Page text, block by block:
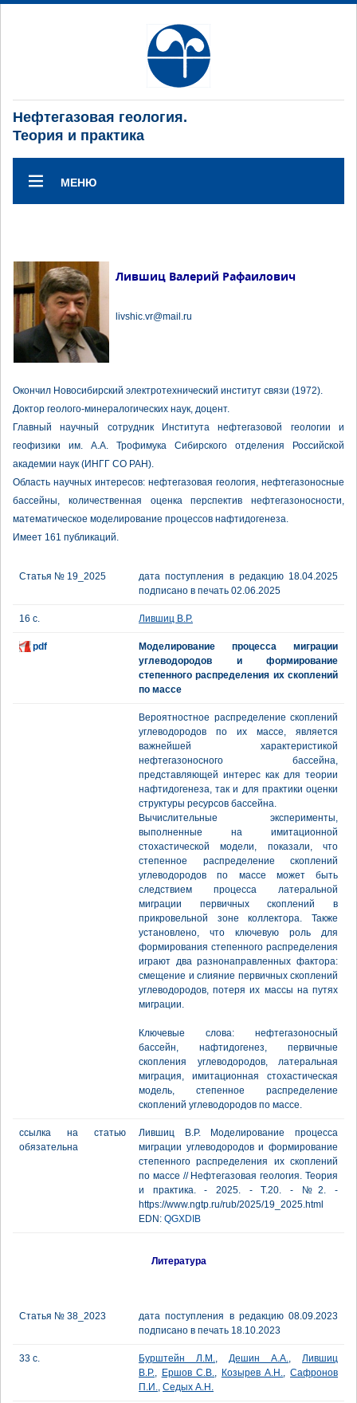
Нефтегазовая геология.
Теория и практика
МЕНЮ
Лившиц Валерий Рафаилович
livshic.vr@mail.ru
Окончил Новосибирский электротехнический институт связи (1972).
Доктор геолого-минералогических наук, доцент.
Главный научный сотрудник Института нефтегазовой геологии и
геофизики им. А.А. Трофимука Сибирского отделения Российской
академии наук (ИНГГ СО РАН).
Область научных интересов: нефтегазовая геология, нефтегазоносные
бассейны, количественная оценка перспектив нефтегазоносности,
математическое моделирование процессов нафтидогенеза.
Имеет 161 публикаций.
Статья № 19_2025
дата поступления в редакцию 18.04.2025
подписано в печать 02.06.2025
16 с. Лившиц В.Р.
pdf
Моделирование процесса миграции
углеводородов и формирование
степенного распределения их скоплений
по массе
Вероятностное распределение скоплений
углеводородов по их массе, является
важнейшей характеристикой
нефтегазоносного бассейна,
представляющей интерес как для теории
нафтидогенеза, так и для практики оценки
структуры ресурсов бассейна.
Вычислительные эксперименты,
выполненные на имитационной
стохастической модели, показали, что
степенное распределение скоплений
углеводородов по массе может быть
следствием процесса латеральной
миграции первичных скоплений в
прикровельной зоне коллектора. Также
установлено, что ключевую роль для
формирования степенного распределения
играют два разнонаправленных фактора:
смещение и слияние первичных скоплений
углеводородов, потеря их массы на путях
миграции.
Ключевые слова: нефтегазоносный
бассейн, нафтидогенез, первичные
скопления углеводородов, латеральная
миграция, имитационная стохастическая
модель, степенное распределение
скоплений углеводородов по массе.
ссылка на статью
обязательна
Лившиц В.Р. Моделирование процесса
миграции углеводородов и формирование
степенного распределения их скоплений
по массе // Нефтегазовая геология. Теория
и практика. - 2025. - Т.20. - №2. -
https://www.ngtp.ru/rub/2025/19_2025.html
EDN: QGXDIB
Литература
Статья № 38_2023
дата поступления в редакцию 08.09.2023
подписано в печать 18.10.2023
33 с. Бурштейн Л.М., Дешин А.А., Лившиц
В.Р., Ершов С.В., Козырев А.Н.,Сафронов
П.И., Седых А.Н.